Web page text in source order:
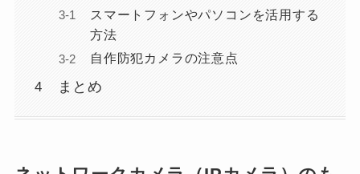
スマートフォンやパソコンを活用する
方法
自作防犯カメラの注意点
まとめ